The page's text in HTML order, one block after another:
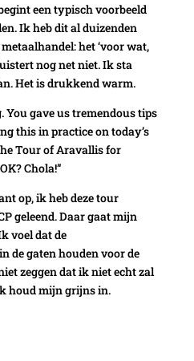
een typisch voorbeeld
Ik heb dit al duizenden
het ‘voor wat,
nog net niet. Ik sta
Het is drukkend warm.
You gave us tremendous tips
this in practice on today’s
Tour of Aravallis for
Chola!”
op, ik heb deze tour
geleend. Daar gaat mijn
voel dat de
de gaten houden voor de
zeggen dat ik niet echt zal
houd mijn grijns in.